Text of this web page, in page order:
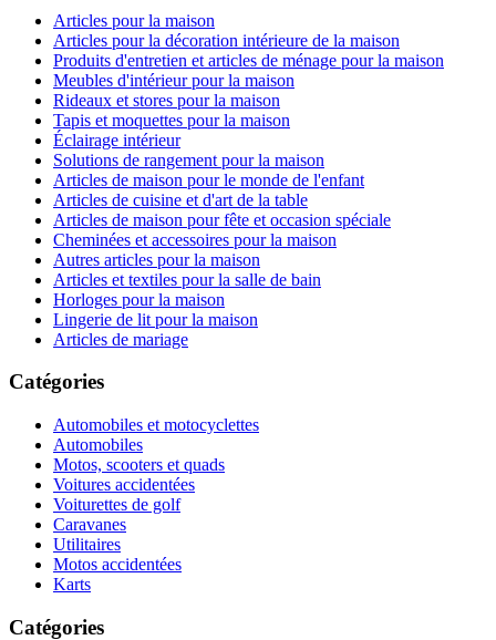
Articles pour la maison
Articles pour la décoration intérieure de la maison
Produits d'entretien et articles de ménage pour la maison
Meubles d'intérieur pour la maison
Rideaux et stores pour la maison
Tapis et moquettes pour la maison
Éclairage intérieur
Solutions de rangement pour la maison
Articles de maison pour le monde de l'enfant
Articles de cuisine et d'art de la table
Articles de maison pour fête et occasion spéciale
Cheminées et accessoires pour la maison
Autres articles pour la maison
Articles et textiles pour la salle de bain
Horloges pour la maison
Lingerie de lit pour la maison
Articles de mariage
Catégories
Automobiles et motocyclettes
Automobiles
Motos, scooters et quads
Voitures accidentées
Voiturettes de golf
Caravanes
Utilitaires
Motos accidentées
Karts
Catégories